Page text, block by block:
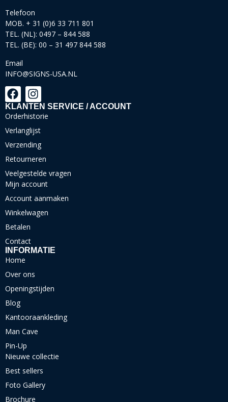
Telefoon
MOB. + 31 (0)6 33 711 801
TEL. (NL): 0497 – 844 588
TEL. (BE): 00 – 31 497 844 588
Email
INFO@SIGNS-USA.NL
KLANTEN SERVICE / ACCOUNT
Orderhistorie
Verlanglijst
Verzending
Retourneren
Veelgestelde vragen
Mijn account
Account aanmaken
Winkelwagen
Betalen
Contact
INFORMATIE
Home
Over ons
Openingstijden
Blog
Kantooraankleding
Man Cave
Pin-Up
Nieuwe collectie
Best sellers
Foto Gallery
Brochure